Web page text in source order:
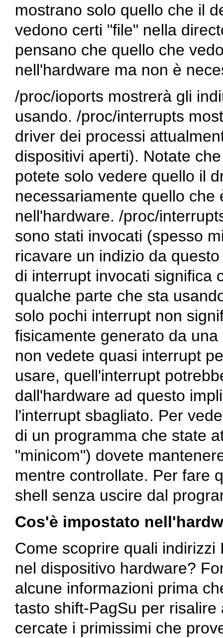
mostrano solo quello che il
vedono certi "file" nella
pensano che quello che
nell'hardware ma non è
/proc/ioports mostrerà gli
usando. /proc/interrupts
driver dei processi
dispositivi aperti). Notate
potete solo vedere quello il
necessariamente quello che
nell'hardware. /proc/
sono stati invocati (spesso
ricavare un indizio da
di interrupt invocati significa
qualche parte che sta
solo pochi interrupt non
fisicamente generato da
non vedete quasi interrupt
usare, quell'interrupt
dall'hardware ad questo
l'interrupt sbagliato. Per
di un programma che state
"minicom") dovete
mentre controllate. Per fare
shell senza uscire dal
Cos'è impostato
Come scoprire quali
nel dispositivo hardware?
alcune informazioni prima
tasto shift-PagSu per
cercate i primissimi che